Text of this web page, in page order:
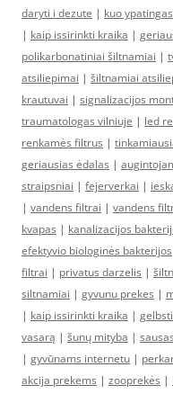
daryti i dezute | kuo
| kaip issirinkti kraika |
polikarbonatiniai šiltnamiai |
atsiliepimai | šiltnamiai
krautuvai | signalizacijos
traumatologas vilniuje | led
renkamės filtrus |
geriausias ėdalas |
straipsniai | fejerverkai |
| vandens filtrai | vandens
kvapas | kanalizacijos
efektyvio biologinės bakterijos
filtrai | privatus darzelis |
siltnamiai | gyvunu prekes |
| kaip issirinkti kraika |
vasarą | šunų mityba |
| gyvūnams internetu |
akcija prekems | zooprekės |